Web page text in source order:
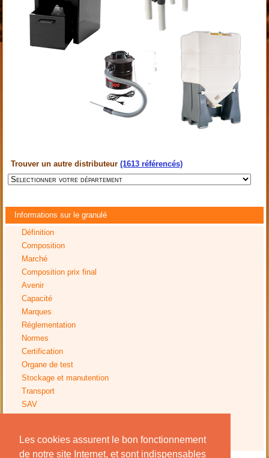
Les cookies assurent le bon fonctionnement
de notre site Internet, et sont indispensables
Trouver un autre distributeur(1613 référencés)
Informations sur le granulé
Définition
Composition
Marché
Composition prix final
Avenir
Capacité
Marques
Réglementation
Normes
Certification
Organe de test
Stockage et manutention
Transport
SAV
Avis installation